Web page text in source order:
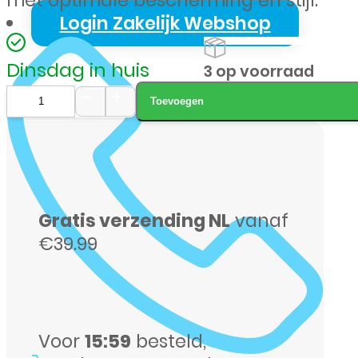
Login Zakelijk Webshop
Dinsdag in huis
Mobilize
Gelly
Case
Apple
iPhone
transparant
Toevoegen
3 op voorraad
Gratis verzending NLvanaf
€39.99
Voor15:59 besteld,